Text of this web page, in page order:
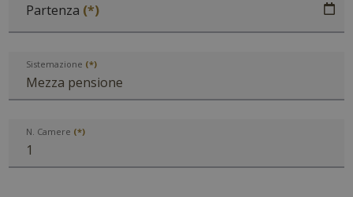
Partenza
Sistemazione
N. Camere